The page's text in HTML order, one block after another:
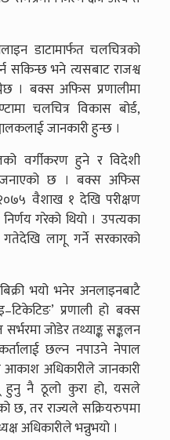
डाटामार्फत चलचित्रको
सकिन्छ भने त्यसबाट राजश्व
। बक्स अफिस प्रणालीमा
चलचित्र विकास बोर्ड,
जानकारी हुन्छ ।
वर्गीकरण हुने र विदेशी
जनाएको छ । बक्स अफिस
वैशाख १ देखि परीक्षण
गरेको थियो । उपत्यका
लागू गर्ने सरकारको
भयो भनेर अनलाइनबाटै
प्रणाली हो बक्स
जोडेर तथ्याङ्क सङ्कलन
छल्न नपाउने नेपाल
आकाश अधिकारीले जानकारी
हुनु नै ठूलो कुरा हो, यसले
छ, तर राज्यले सक्रियरुपमा
अधिकारीले भन्नुभयो ।